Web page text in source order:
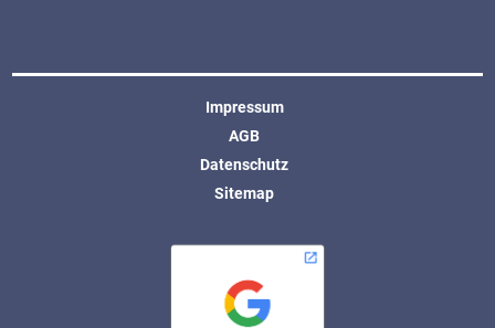
Impressum
AGB
Datenschutz
Sitemap